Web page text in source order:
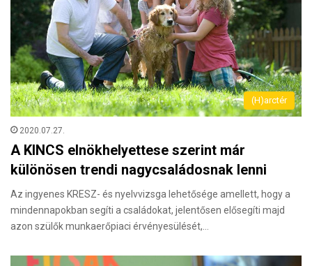
(H)arctér
2020.07.27.
A KINCS elnökhelyettese szerint már
különösen trendi nagycsaládosnak lenni
Az ingyenes KRESZ- és nyelvvizsga lehetősége amellett, hogy a
mindennapokban segíti a családokat, jelentősen elősegíti majd
azon szülők munkaerőpiaci érvényesülését,…